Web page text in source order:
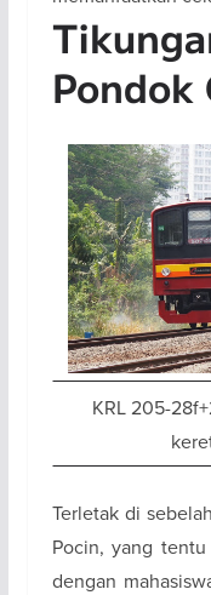
Pondok
KRL 205-
Terletak di
Pocin, yang
dengan